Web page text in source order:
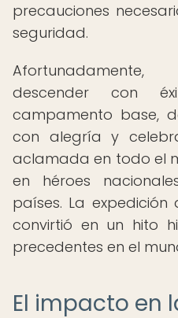
precauciones
seguridad.
descender con
campamento base,
con alegría y
aclamada en todo el
en héroes
países. La expedición
convirtió en un hito
precedentes en el
El impacto en